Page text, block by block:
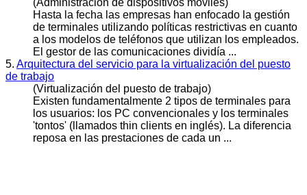
Hasta la fecha las empresas han enfocado la gestión
de terminales utilizando políticas restrictivas en cuanto
a los modelos de teléfonos que utilizan los empleados.
El gestor de las comunicaciones dividía ...
5. Arquitectura del servicio para la virtualización del puesto
de trabajo
(Virtualización del puesto de trabajo)
Existen fundamentalmente 2 tipos de terminales para
los usuarios: los PC convencionales y los terminales
'tontos' (llamados thin clients en inglés). La diferencia
reposa en las prestaciones de cada un ...